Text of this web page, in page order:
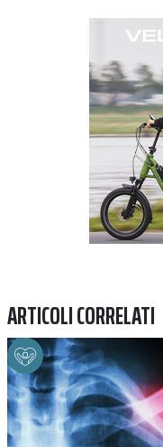
ARTICOLI CORRELATI